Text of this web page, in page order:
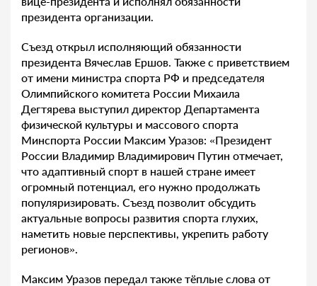
президента организации.
Съезд открыл исполняющий обязанности
президента Вячеслав Ершов. Также с приветствием
от имени министра спорта РФ и председателя
Олимпийского комитета России Михаила
Дегтярева выступил директор Департамента
физической культуры и массового спорта
Минспорта России Максим Уразов: «Президент
России Владимир Владимирович Путин отмечает,
что адаптивный спорт в нашей стране имеет
огромный потенциал, его нужно продолжать
популяризировать. Съезд позволит обсудить
актуальные вопросы развития спорта глухих,
наметить новые перспективы, укрепить работу
регионов».
Максим Уразов передал также тёплые слова от